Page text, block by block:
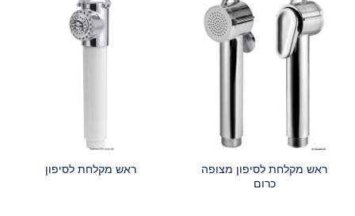
ראש מקלחת לסיפון מצופה
כרום
ראש מקלחת לסיפון